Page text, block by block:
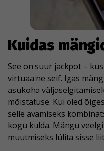
Kuidas
See on suur jackpot –
virtuaalne seif. Igas
asukoha
mõistatuse. Kui oled
selle avamiseks
kogu kulda. Mängu
muutmiseks lülita sisse